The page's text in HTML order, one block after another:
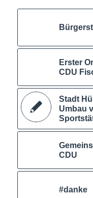
Erster
CDU
Stadt
Umbau
CDU
#danke